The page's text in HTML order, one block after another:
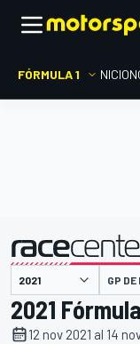
FÓRMULA 1 INICIO
GP
2021
12 nov 2021 al 14